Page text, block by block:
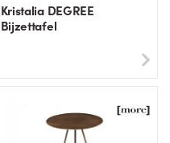
Kristalia DEGREE
Bijzettafel